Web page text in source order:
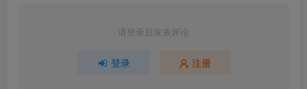
请登录后发表评论
登录 注册